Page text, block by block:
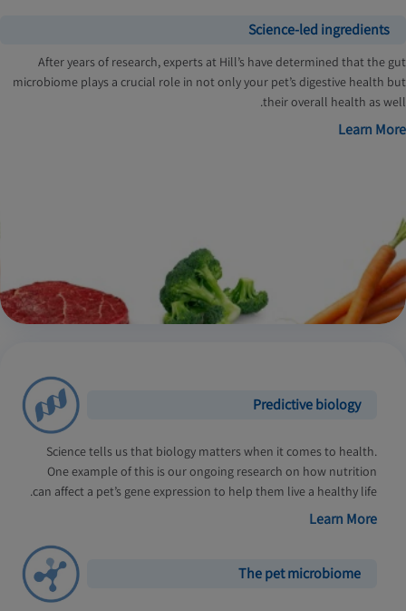
Science-led ingredients
After years of research, experts at Hill’s have determined that the gut
microbiome plays a crucial role in not only your pet’s digestive health but
their overall health as well.
Learn More
Predictive biology
Science tells us that biology matters when it comes to health.
One example of this is our ongoing research on how nutrition
can affect a pet’s gene expression to help them live a healthy life.
Learn More
The pet microbiome